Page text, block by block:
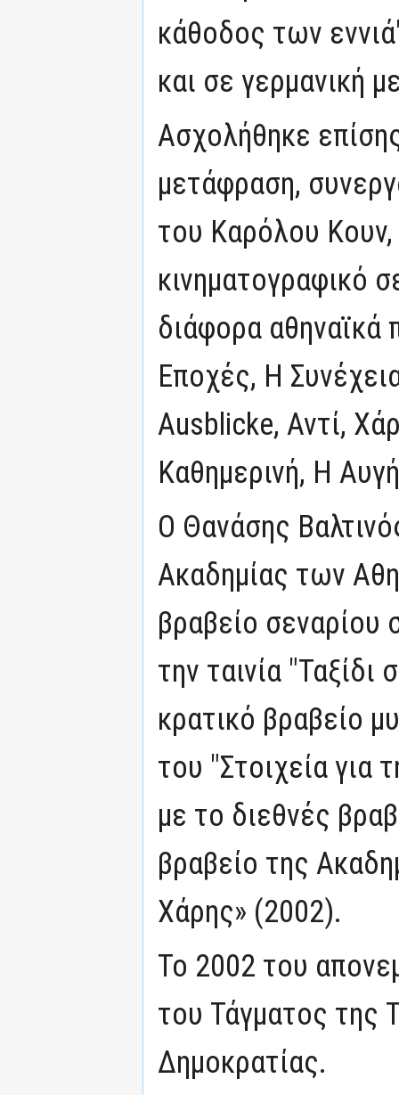
κάθοδος των
και σε γερμανική
Ασχολήθηκε
μετάφραση,
του Καρόλου
κινηματογραφικό
διάφορα αθηναϊκά
Εποχές, Η
Ausblicke, Αντί,
Καθημερινή, Η
Ο Θανάσης
Ακαδημίας των
βραβείο σεναρίου
την ταινία
κρατικό βραβείο
του "Στοιχεία για
με το διεθνές
βραβείο της
Χάρης» (2002).
Το 2002 του
του Τάγματος της
Δημοκρατίας.